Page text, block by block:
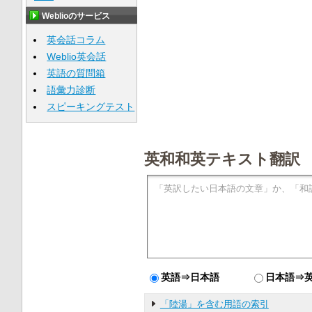
英和和英テキスト翻訳
英語⇒日本語 日本語⇒
「陸湯」を含む用語の索引
Weblioのサービス
英会話コラム
Weblio英会話
英語の質問箱
語彙力診断
スピーキングテスト